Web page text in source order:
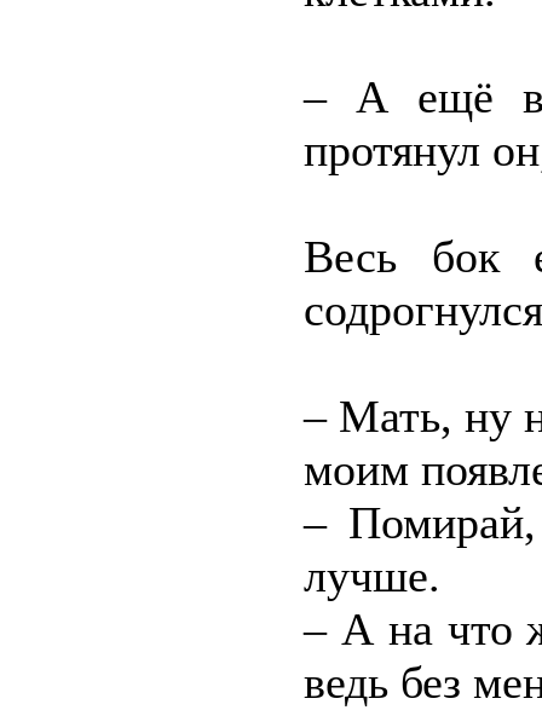
– А ещё
протянул
Весь бок
– Мать, ну
моим
–
лучше.
– А на что
ведь без